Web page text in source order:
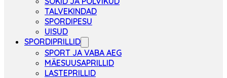
TALVEKINDAD
SPORDIPESU
UISUD
SPORDIPRILLID
SPORT JA VABA AEG
MÄESUUSAPRILLID
LASTEPRILLID